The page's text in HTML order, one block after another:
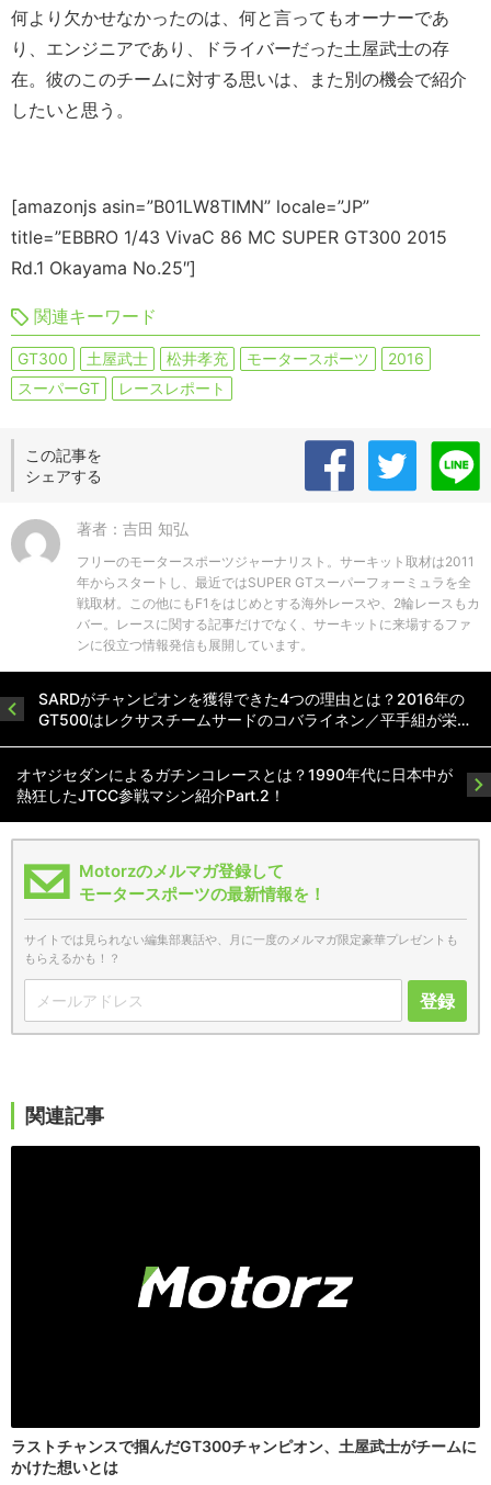
何より欠かせなかったのは、何と言ってもオーナーであ
り、エンジニアであり、ドライバーだった土屋武士の存
在。彼のこのチームに対する思いは、また別の機会で紹介
したいと思う。
[amazonjs asin=”B01LW8TIMN” locale=”JP”
title=”EBBRO 1/43 VivaC 86 MC SUPER GT300 2015
Rd.1 Okayama No.25″]
関連キーワード
GT300 土屋武士 松井孝充 モータースポーツ
2016
スーパーGT
レースレポート
この記事を
シェアする
著者：吉田 知弘
フリーのモータースポーツジャーナリスト。サーキット取材は2011
年からスタートし、最近ではSUPER GTスーパーフォーミュラを全
戦取材。この他にもF1をはじめとする海外レースや、2輪レースもカ
バー。レースに関する記事だけでなく、サーキットに来場するファ
ンに役立つ情報発信も展開しています。
SARDがチャンピオンを獲得できた4つの理由とは？2016年の
GT500はレクサスチームサードのコバライネン／平手組が栄…
オヤジセダンによるガチンコレースとは？1990年代に日本中が
熱狂したJTCC参戦マシン紹介Part.2！
Motorzのメルマガ登録して
モータースポーツの最新情報を！
サイトでは見られない編集部裏話や、月に一度のメルマガ限定豪華プレゼントも
もらえるかも！？
登録
関連記事
ラストチャンスで掴んだGT300チャンピオン、土屋武士がチームに
かけた想いとは